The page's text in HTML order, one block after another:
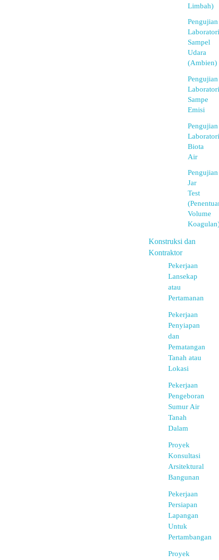
Limbah)
Pengujian
Sampel
Udara
(Ambien)
Pengujian
Sampe
Emisi
Pengujian
Biota
Air
Pengujian
Jar
Test
Volume
Konstruksi dan
Kontraktor
Pekerjaan
Lansekap
atau
Pertamanan
Pekerjaan
Penyiapan
dan
Pematangan
Tanah atau
Lokasi
Pekerjaan
Pengeboran
Sumur Air
Tanah
Dalam
Proyek
Konsultasi
Arsitektural
Bangunan
Pekerjaan
Persiapan
Lapangan
Untuk
Pertambangan
Proyek